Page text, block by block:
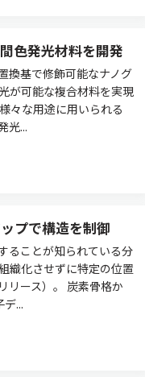
色発光材料を開発
換基で修飾可能なナノグ
が可能な複合材料を実現
々な用途に用いられる
光...
プで構造を制御
ることが知られている分
織化させずに特定の位置
リース）。 炭素骨格か
...